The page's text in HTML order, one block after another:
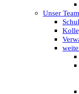
Unser Team